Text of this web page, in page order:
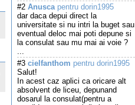
#2 Anuscapentru dorin1995
dar daca depui direct la
universitate si nu intri la buget sau
eventual deloc mai poti depune si
la consulat sau mu mai ai voie ?
...
#3 cielfanthom pentru dorin1995
Salut!
In acest caz aplici ca oricare alt
absolvent de liceu, depunand
dosarul la consulat(pentru a